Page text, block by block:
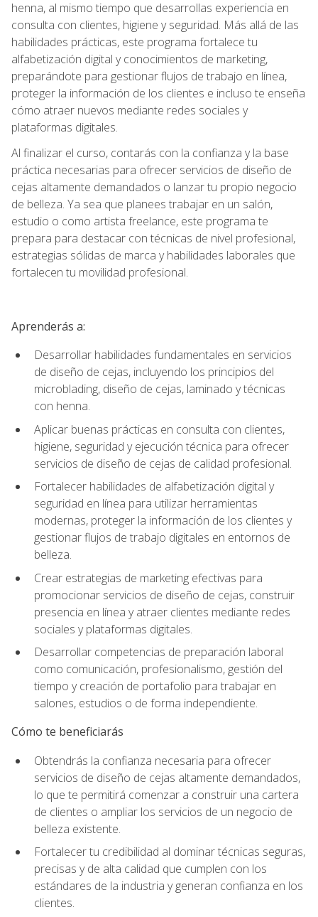
henna, al mismo tiempo que desarrollas experiencia en
consulta con clientes, higiene y seguridad. Más allá de las
habilidades prácticas, este programa fortalece tu
alfabetización digital y conocimientos de marketing,
preparándote para gestionar flujos de trabajo en línea,
proteger la información de los clientes e incluso te enseña
cómo atraer nuevos mediante redes sociales y
plataformas digitales.
Al finalizar el curso, contarás con la confianza y la base
práctica necesarias para ofrecer servicios de diseño de
cejas altamente demandados o lanzar tu propio negocio
de belleza. Ya sea que planees trabajar en un salón,
estudio o como artista freelance, este programa te
prepara para destacar con técnicas de nivel profesional,
estrategias sólidas de marca y habilidades laborales que
fortalecen tu movilidad profesional.
Aprenderás a:
Desarrollar habilidades fundamentales en servicios
de diseño de cejas, incluyendo los principios del
microblading, diseño de cejas, laminado y técnicas
con henna.
Aplicar buenas prácticas en consulta con clientes,
higiene, seguridad y ejecución técnica para ofrecer
servicios de diseño de cejas de calidad profesional.
Fortalecer habilidades de alfabetización digital y
seguridad en línea para utilizar herramientas
modernas, proteger la información de los clientes y
gestionar flujos de trabajo digitales en entornos de
belleza.
Crear estrategias de marketing efectivas para
promocionar servicios de diseño de cejas, construir
presencia en línea y atraer clientes mediante redes
sociales y plataformas digitales.
Desarrollar competencias de preparación laboral
como comunicación, profesionalismo, gestión del
tiempo y creación de portafolio para trabajar en
salones, estudios o de forma independiente.
Cómo te beneficiarás
Obtendrás la confianza necesaria para ofrecer
servicios de diseño de cejas altamente demandados,
lo que te permitirá comenzar a construir una cartera
de clientes o ampliar los servicios de un negocio de
belleza existente.
Fortalecer tu credibilidad al dominar técnicas seguras,
precisas y de alta calidad que cumplen con los
estándares de la industria y generan confianza en los
clientes.